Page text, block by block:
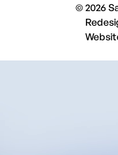
© 2026